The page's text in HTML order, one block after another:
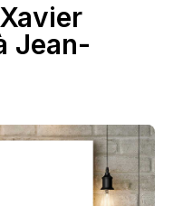
Jean-